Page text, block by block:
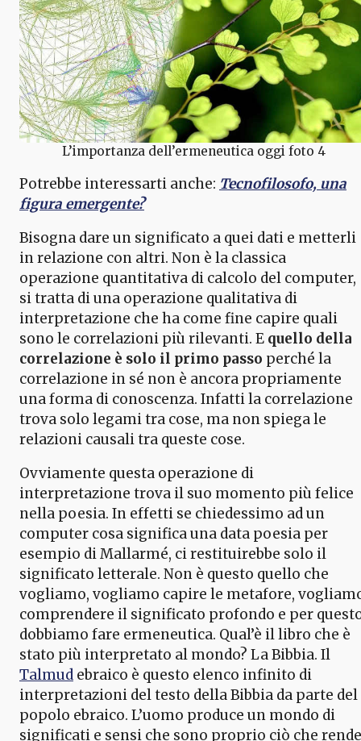
L’importanza dell’ermeneutica oggi foto 4
Potrebbe interessarti anche: Tecnofilosofo, una
figura emergente?
Bisogna dare un significato a quei dati e metterli
in relazione con altri. Non è la classica
operazione quantitativa di calcolo del computer,
si tratta di una operazione qualitativa di
interpretazione che ha come fine capire quali
sono le correlazioni più rilevanti. E quello della
correlazione è solo il primo passo perché la
correlazione in sé non è ancora propriamente
una forma di conoscenza. Infatti la correlazione
trova solo legami tra cose, ma non spiega le
relazioni causali tra queste cose.
Ovviamente questa operazione di
interpretazione trova il suo momento più felice
nella poesia. In effetti se chiedessimo ad un
computer cosa significa una data poesia per
esempio di Mallarmé, ci restituirebbe solo il
significato letterale. Non è questo quello che
vogliamo, vogliamo capire le metafore,
comprendere il significato profondo e per
dobbiamo fare ermeneutica. Qual’è il libro che è
stato più interpretato al mondo? La Bibbia. Il
Talmud ebraico è questo elenco infinito di
interpretazioni del testo della Bibbia da parte del
popolo ebraico. L’uomo produce un mondo di
significati e sensi che sono proprio ciò che rende